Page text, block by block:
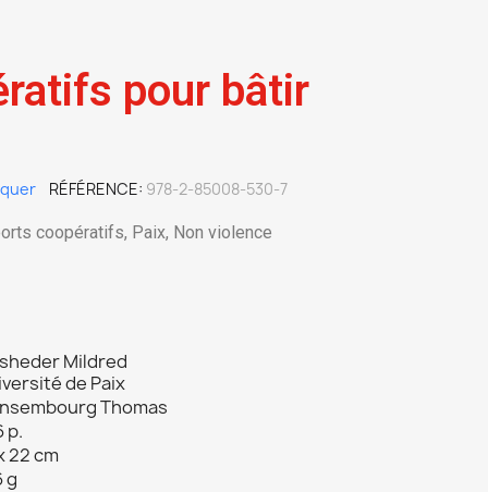
pour bâtir
RÉFÉRENCE 978-2-85008-530-7
coopératifs, Paix, Non violence
Mildred
de Paix
Thomas
p.
22 cm
g